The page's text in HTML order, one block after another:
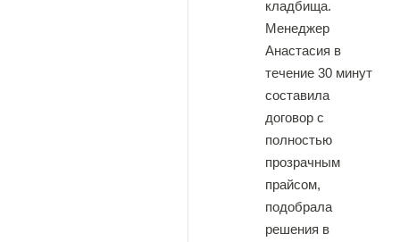
кладбища.
Менеджер
Анастасия в
течение 30 минут
составила
договор с
полностью
прозрачным
прайсом,
подобрала
решения в